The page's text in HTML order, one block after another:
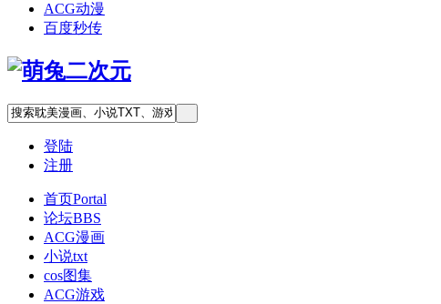
ACG动漫
百度秒传
登陆
注册
首页Portal
论坛BBS
ACG漫画
小说txt
cos图集
ACG游戏